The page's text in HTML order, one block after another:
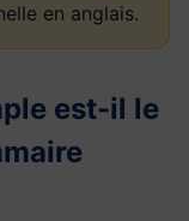
en anglais.
est-il le